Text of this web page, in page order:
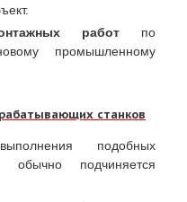
работ по
промышленному
станков
подобных
обычно подчиняется